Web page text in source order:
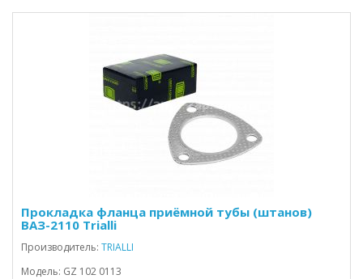
Прокладка фланца приёмной тубы (штанов)
ВАЗ-2110 Trialli
Производитель: TRIALLI
Модель: GZ 102 0113